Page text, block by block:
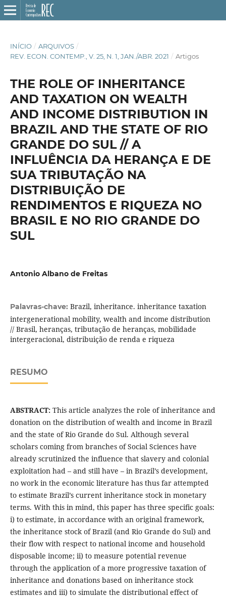
INÍCIO / ARQUIVOS /
REV. ECON. CONTEMP., V. 25, N. 1, JAN./ABR. 2021 / Artigos
THE ROLE OF INHERITANCE
AND TAXATION ON WEALTH
AND INCOME DISTRIBUTION IN
BRAZIL AND THE STATE OF RIO
GRANDE DO SUL // A
INFLUÊNCIA DA HERANÇA E DE
SUA TRIBUTAÇÃO NA
DISTRIBUIÇÃO DE
RENDIMENTOS E RIQUEZA NO
BRASIL E NO RIO GRANDE DO
SUL
Antonio Albano de Freitas
Palavras-chave: Brazil, inheritance. inheritance taxation
intergenerational mobility, wealth and income distribution
// Brasil, heranças, tributação de heranças, mobilidade
intergeracional, distribuição de renda e riqueza
RESUMO
ABSTRACT: This article analyzes the role of inheritance and
donation on the distribution of wealth and income in Brazil
and the state of Rio Grande do Sul. Although several
scholars coming from branches of Social Sciences have
already scrutinized the influence that slavery and colonial
exploitation had – and still have – in Brazil’s development,
no work in the economic literature has thus far attempted
to estimate Brazil’s current inheritance stock in monetary
terms. With this in mind, this paper has three specific goals:
i) to estimate, in accordance with an original framework,
the inheritance stock of Brazil (and Rio Grande do Sul) and
their flow with respect to national income and household
disposable income; ii) to measure potential revenue
through the application of a more progressive taxation of
inheritance and donations based on inheritance stock
estimates and iii) to simulate the distributional effect of